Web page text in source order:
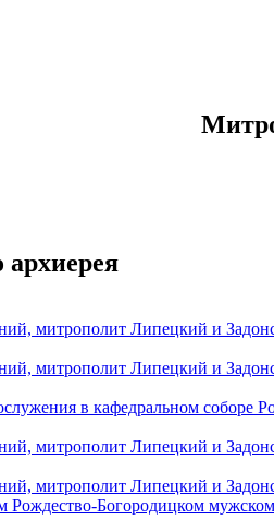
митрополит Липецкий и
митрополит Липецкий и
в кафедральном соборе
митрополит Липецкий и
митрополит Липецкий и
Рождество-Богородицком